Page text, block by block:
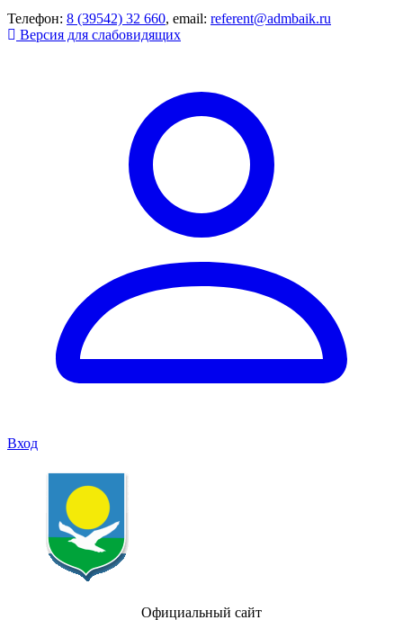
Телефон: 8 (39542) 32 660, email: referent@admbaik.ru
Версия для слабовидящих
Вход
Официальный сайт